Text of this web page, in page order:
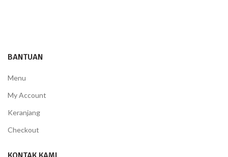
BANTUAN
Menu
My Account
Keranjang
Checkout